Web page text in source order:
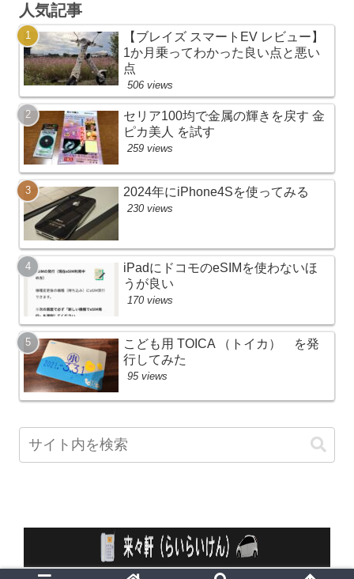
人気記事
【ブレイズ スマートEV レビュー】
1か月乗ってわかった良い点と悪い
点
506 views
セリア100均で金属の輝きを戻す 金
ピカ美人 を試す
259 views
2024年にiPhone4Sを使ってみる
230 views
iPadにドコモのeSIMを使わないほ
うが良い
170 views
こども用 TOICA （トイカ） を発
行してみた
95 views